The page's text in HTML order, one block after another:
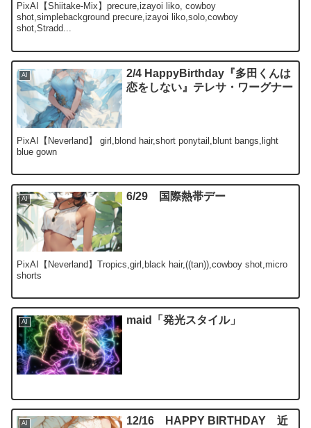
PixAI【Shiitake-Mix】precure,izayoi liko, cowboy
shot,simplebackground precure,izayoi liko,solo,cowboy
shot,Stradd...
AI
2/4 HappyBirthday『多田くんは
恋をしない』テレサ・ワーグナー
PixAI【Neverland】 girl,blond hair,short ponytail,blunt bangs,light
blue gown
AI 6/29 国際熱帯デー
PixAI【Neverland】Tropics,girl,black hair,((tan)),cowboy shot,micro
shorts
AI maid「発光スタイル」
AI
12/16 HAPPY BIRTHDAY 近